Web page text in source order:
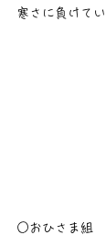
寒さに負けて
○おひさま組